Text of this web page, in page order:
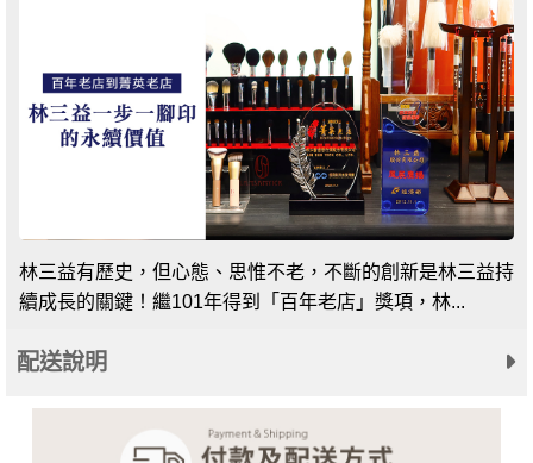
林三益有歷史，但心態、思惟不老，不斷的創新是林三益持
續成長的關鍵！繼101年得到「百年老店」獎項，林...
配送說明